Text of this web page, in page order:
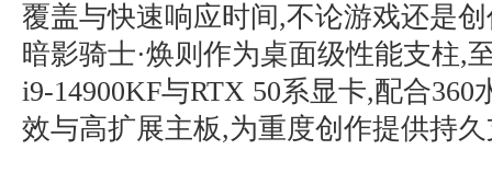
覆盖与快速响应时间,不论游戏还是
暗影骑士·焕则作为桌面级性能支柱,
i9-14900KF与RTX 50系显卡,配合360
效与高扩展主板,为重度创作提供持